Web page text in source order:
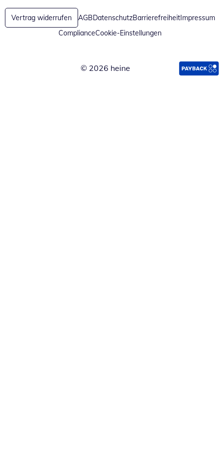
Vertrag widerrufen AGBDatenschutzBarrierefreiheit Impressum
ComplianceCookie-Einstellungen
© 2026 heine